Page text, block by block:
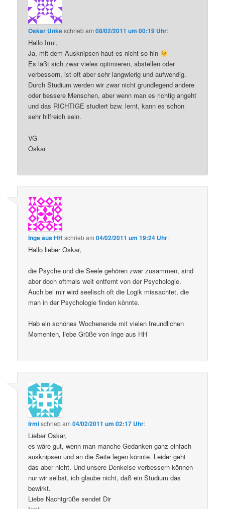
Oskar Unkeschriebam08/02/2011 um 00:19 Uhr:
Hallo Irmi,
Ja, mit dem Ausknipsen haut es nicht so hin
Es läßt sich zwar vieles optimieren, abstellen oder
verbessern, ist oft aber sehr langwierig und aufwendig.
Durch Studium werden wir zwar nicht grundlegend andere
oder bessere Menschen, aber wenn man es richtig angeht
und das RICHTIGE studiert bzw. lernt, kann es schon
sehr hilfreich sein.
VG
Oskar
Inge aus HH schriebam04/02/2011 um 19:24 Uhr:
Hallo lieber Oskar,
die Psyche und die Seele gehören zwar zusammen, sind
aber doch oftmals weit entfernt von der Psychologie.
Auch bei mir wird seelisch oft die Logik missachtet, die
man in der Psychologie finden könnte.
Hab ein schönes Wochenende mit vielen freundlichen
Momenten, liebe Grüße von Inge aus HH
Irmischriebam04/02/2011 um 02:17 Uhr:
Lieber Oskar,
es wäre gut, wenn man manche Gedanken ganz einfach
ausknipsen und an die Seite legen könnte. Leider geht
das aber nicht. Und unsere Denkeise verbessern können
nur wir selbst, ich glaube nicht, daß ein Studium das
bewirkt.
Liebe Nachtgrüße sendet Dir